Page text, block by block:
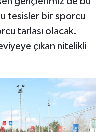
tesisler bir sporcu
tarlası olacak.
çıkan nitelikli